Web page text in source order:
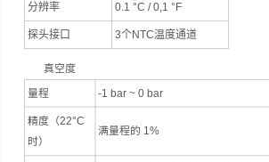
分辨率 0.1 °C / 0,1 °F
探头接口 3个NTC温度通道
真空度
量程 -1 bar ~ 0 bar
精度（22°C
时）
满量程的 1%